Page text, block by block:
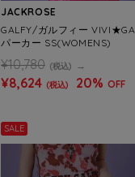
JACKROSE
GALFY/ガルフィー
パーカー SS(WOMENS)
¥10,780 (税込)
¥8,624 (税込) 20% OFF
SALE